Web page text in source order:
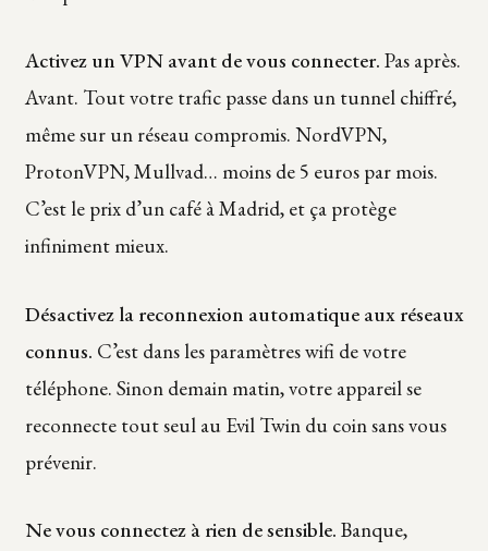
Activez un VPN avant de vous connecter. Pas après.
Avant. Tout votre trafic passe dans un tunnel chiffré,
même sur un réseau compromis. NordVPN,
ProtonVPN, Mullvad… moins de 5 euros par mois.
C’est le prix d’un café à Madrid, et ça protège
infiniment mieux.
Désactivez la reconnexion automatique aux réseaux
connus. C’est dans les paramètres wifi de votre
téléphone. Sinon demain matin, votre appareil se
reconnecte tout seul au Evil Twin du coin sans vous
prévenir.
Ne vous connectez à rien de sensible. Banque,